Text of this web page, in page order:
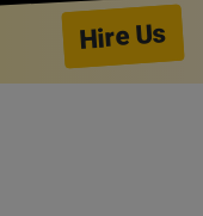
Hire Us